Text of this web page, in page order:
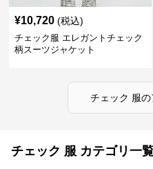
¥10,720 (税込)
チェック服 エレガントチェック
柄スーツジャケット
チェック 服の
チェック 服 カテゴリ一